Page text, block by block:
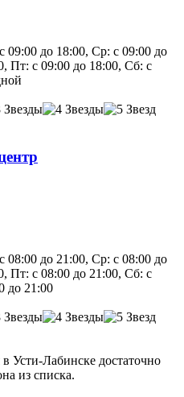
09:00 до 18:00, Ср: с 09:00 до
Пт: с 09:00 до 18:00, Сб: с
08:00 до 21:00, Ср: с 08:00 до
Пт: с 08:00 до 21:00, Сб: с
до 21:00
Усти-Лабинске достаточно
из списка.